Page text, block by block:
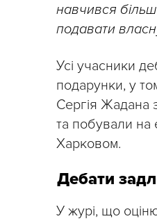
навчився
подавати
Усі учасники
подарунки, у
Сергія Жадана
та побували на
Харковом.
Дебати
У журі, що